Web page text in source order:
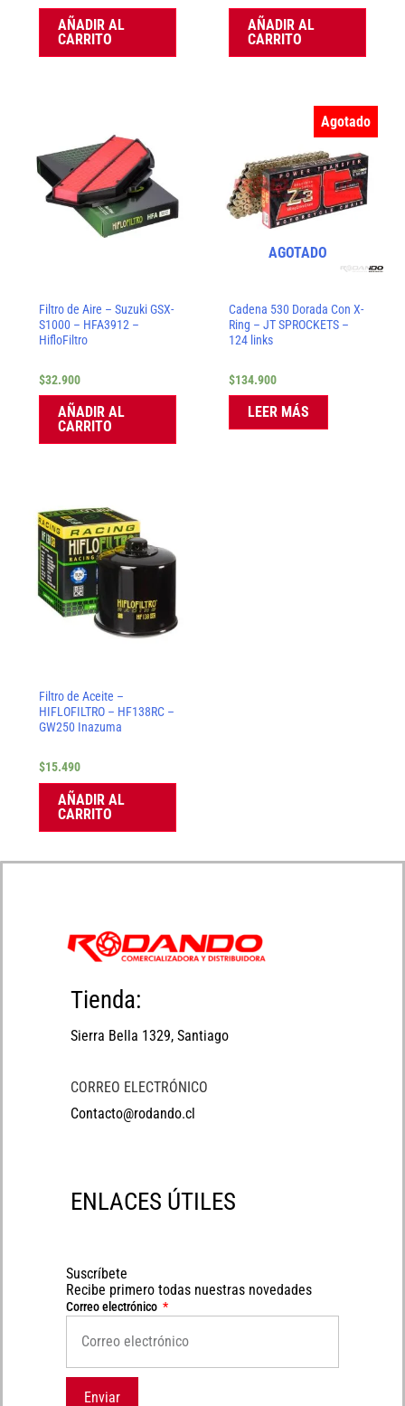
AÑADIR AL
CARRITO
AÑADIR AL
CARRITO
Filtro de Aire – Suzuki GSX-
S1000 – HFA3912 –
HifloFiltro
$32.900
AÑADIR AL
CARRITO
Agotado
AGOTADO
Cadena 530 Dorada Con X-
Ring – JT SPROCKETS –
124 links
$134.900
LEER MÁS
Filtro de Aceite –
HIFLOFILTRO – HF138RC –
GW250 Inazuma
$15.490
AÑADIR AL
CARRITO
Tienda:
Sierra Bella 1329, Santiago
CORREO ELECTRÓNICO
Contacto@rodando.cl
ENLACES ÚTILES
Suscríbete
Recibe primero todas nuestras novedades
Correo electrónico
Enviar